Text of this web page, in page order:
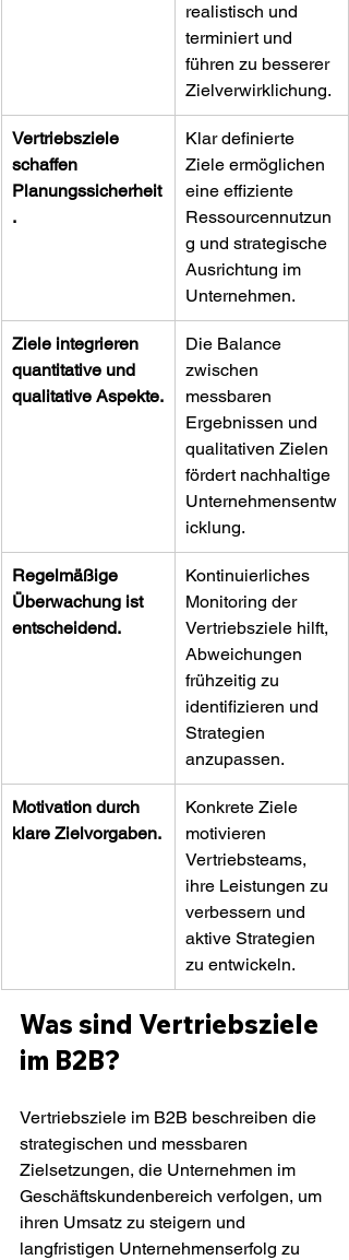
realistisch und
terminiert und
führen zu besserer
Zielverwirklichung.
Vertriebsziele
schaffen
Planungssicherheit
.
Klar definierte
Ziele ermöglichen
eine effiziente
Ressourcennutzun
g und strategische
Ausrichtung im
Unternehmen.
Ziele integrieren
quantitative und
qualitative Aspekte.
Die Balance
zwischen
messbaren
Ergebnissen und
qualitativen Zielen
fördert nachhaltige
Unternehmensentw
icklung.
Regelmäßige
Überwachung ist
entscheidend.
Kontinuierliches
Monitoring der
Vertriebsziele hilft,
Abweichungen
frühzeitig zu
identifizieren und
Strategien
anzupassen.
Motivation durch
klare Zielvorgaben.
Konkrete Ziele
motivieren
Vertriebsteams,
ihre Leistungen zu
verbessern und
aktive Strategien
zu entwickeln.
Was sind Vertriebsziele
im B2B?
Vertriebsziele im B2B beschreiben die
strategischen und messbaren
Zielsetzungen, die Unternehmen im
Geschäftskundenbereich verfolgen, um
ihren Umsatz zu steigern und
langfristigen Unternehmenserfolg zu